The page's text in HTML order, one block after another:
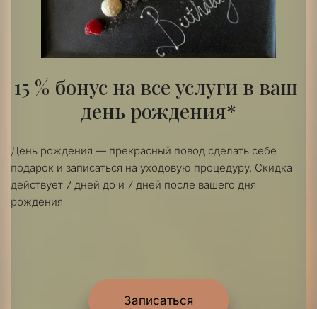
15 % бонус на все услуги в ваш
день рождения*
День рождения — прекрасный повод сделать себе
подарок и записаться на уходовую процедуру. Скидка
действует 7 дней до и 7 дней после вашего дня
рождения
Записаться